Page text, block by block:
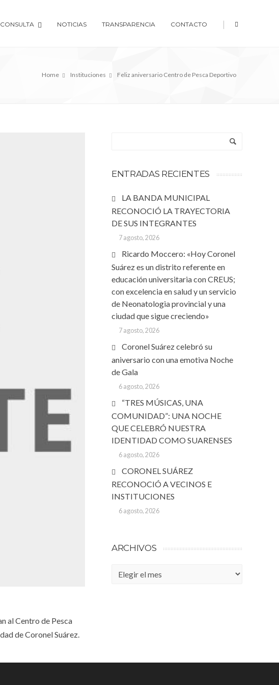
CONSULTA NOTICIAS TRANSPARENCIA CONTACTO |
Home Instituciones Feliz aniversario Centro de Pesca Deportivo
al Centro de Pesca
de Coronel Suárez.
ENTRADAS RECIENTES
LA BANDA MUNICIPAL
RECONOCIÓ LA TRAYECTORIA
DE SUS INTEGRANTES
7 agosto, 2026
Ricardo Moccero: «Hoy Coronel
Suárez es un distrito referente en
educación universitaria con CREUS;
con excelencia en salud y un servicio
de Neonatologia provincial y una
ciudad que sigue creciendo»
7 agosto, 2026
Coronel Suárez celebró su
aniversario con una emotiva Noche
de Gala
6 agosto, 2026
“TRES MÚSICAS, UNA
COMUNIDAD”: UNA NOCHE
QUE CELEBRÓ NUESTRA
IDENTIDAD COMO SUARENSES
6 agosto, 2026
CORONEL SUÁREZ
RECONOCIÓ A VECINOS E
INSTITUCIONES
6 agosto, 2026
ARCHIVOS
Archivos